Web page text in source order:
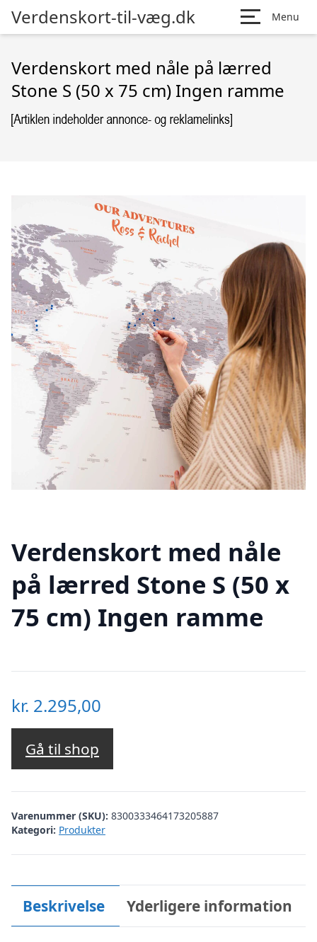
Verdenskort-til-væg.dk Menu
Verdenskort med nåle på lærred
Stone S (50 x 75 cm) Ingen ramme
Verdenskort med nåle
på lærred Stone S (50 x
75 cm) Ingen ramme
kr. 2.295,00
Gå til shop
Varenummer (SKU): 8300333464173205887
Kategori: Produkter
Beskrivelse Yderligere information